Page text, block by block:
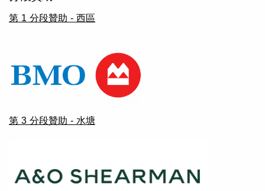
第 1 分段贊助 - 西區
第 3 分段贊助 - 水塘